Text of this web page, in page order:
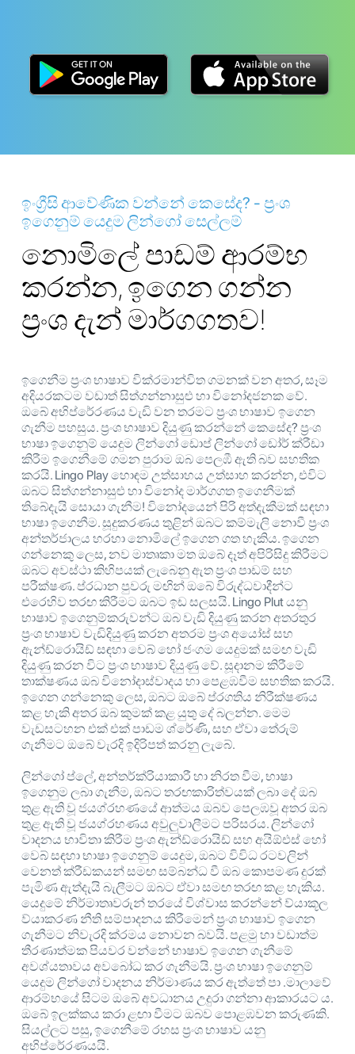
ඉංග්‍රීසි ආවේණික වන්නේ කෙසේද? - ප්‍රංශ
ඉගෙනුම් යෙදුම ලින්ගෝ සෙල්ලම්
නොමිලේ පාඩම් ආරම්භ
කරන්න, ඉගෙන ගන්න
ප්‍රංශ දැන් මාර්ගගතව!
ඉගෙනීම ප්‍රංශ භාෂාව වික්රමාන්විත ගමනක් වන අතර, සෑම
අදියරකටම වඩාත් සිත්ගන්නාසුළු හා විනෝදජනක වේ.
ඔබේ අභිප්රේරණය වැඩි වන තරමට ප්‍රංශ භාෂාව ඉගෙන
ගැනීම පහසුය. ප්‍රංශ භාෂාව දියුණු කරන්නේ කෙසේද? ප්‍රංශ
භාෂා ඉගෙනුම් යෙදුම ලින්ගෝ ඩොප් ලින්ගෝ ඩෝර් ක්රීඩා
කිරීම ඉගෙනීමේ ගමන පුරාම ඔබ පෙලඹී ඇති බව සහතික
කරයි. Lingo Play හොඳම උත්සාහය උත්සාහ කරන්න, එවිට
ඔබට සිත්ගන්නාසුළු හා විනෝද මාර්ගගත ඉගෙනීමක්
තිබේදැයි සොයා ගැනීම! විනෝදයෙන් පිරි අත්දැකීමක් සඳහා
භාෂා ඉගෙනීම. සූදුකරණය තුළින් ඔබට කම්මැලි නොවී ප්‍රංශ
අන්තර්ජාලය හරහා නොමිලේ ඉගෙන ගත හැකිය. ඉගෙන
ගන්නෙකු ලෙස, නව මාතෘකා මත ඔබේ දෑත් අපිරිසිදු කිරීමට
ඔබට අවස්ථා කිහිපයක් ලැබෙනු ඇත ප්‍රංශ පාඩම් සහ
පරීක්ෂණ. ප්රධාන පුවරු මඟින් ඔබේ විරුද්ධවාදීන්ට
එරෙහිව තරඟ කිරීමට ඔබට ඉඩ සලසයි. Lingo Plut යනු
භාෂාව ඉගෙනුම්කරුවන්ට ඔබ වැඩි දියුණු කරන අතරතුර
ප්‍රංශ භාෂාව වැඩිදියුණු කරන අතරම ප්‍රංශ අයෝස් සහ
ඇන්ඩ්රොයිඩ් සඳහා වෙබ් හෝ ජංගම යෙදුමක් සමඟ වැඩි
දියුණු කරන විට ප්‍රංශ භාෂාව දියුණු වේ. සූදානම කිරීමේ
තාක්ෂණය ඔබ විනෝදාස්වාදය හා පෙළඹවීම සහතික කරයි.
ඉගෙන ගන්නෙකු ලෙස, ඔබට ඔබේ ප්රගතිය නිරීක්ෂණය
කළ හැකි අතර ඔබ කුමක් කළ යුතු දේ බලන්න. මෙම
වැඩසටහන එක් එක් පාඩම ශ්රේණි, සහ ඒවා තේරුම්
ගැනීමට ඔබේ වැරදි ඉදිරිපත් කරනු ලැබේ.
ලින්ගෝ ප්ලේ, අන්තර්ක්රියාකාරී හා නිරත වීම, භාෂා
ඉගෙනුම ලබා ගැනීම, ඔබට තරඟකාරිත්වයක් ලබා දේ ඔබ
තුළ ඇති වූ ජයග්රහණයේ ආත්මය ඔබව පෙලඹවූ අතර ඔබ
තුළ ඇති වූ ජයග්රහණය අවුලුවාලීමට පරිසරය. ලින්ගෝ
වාදනය භාවිතා කිරීම ප්‍රංශ ඇන්ඩ්රොයිඩ් සහ අයිඕඑස් හෝ
වෙබ් සඳහා භාෂා ඉගෙනුම් යෙදුම, ඔබට විවිධ රටවලින්
වෙනත් ක්රීඩකයන් සමඟ සම්බන්ධ වී ඔබ කොපමණ දුරක්
පැමිණ ඇත්දැයි බැලීමට ඔබට ඒවා සමඟ තරඟ කළ හැකිය.
යෙදුමේ නිර්මාතෘවරුන් තරයේ විශ්වාස කරන්නේ ව්යාකූල
ව්යාකරණ නීති සම්පාදනය කිරීමෙන් ප්‍රංශ භාෂාව ඉගෙන
ගැනීමට නිවැරදි ක්රමය නොවන බවයි. පළමු හා වඩාත්ම
තීරණාත්මක පියවර වන්නේ භාෂාව ඉගෙන ගැනීමේ
අවශ්යතාවය අවබෝධ කර ගැනීමයි. ප්‍රංශ භාෂා ඉගෙනුම්
යෙදුම ලින්ගෝ වාදනය නිර්මාණය කර ඇත්තේ පා .මාලාවේ
ආරම්භයේ සිටම ඔබේ අවධානය උදුරා ගන්නා ආකාරයට ය.
ඔබේ ඉලක්කය කරා ළඟා වීමට ඔබව පොළඹවන කරුණකි.
සියල්ලට පසු, ඉගෙනීමේ රහස ප්‍රංශ භාෂාව යනු
අභිප්රේරණයයි.